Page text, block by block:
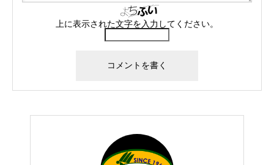
上に表示された文字を入力してください。